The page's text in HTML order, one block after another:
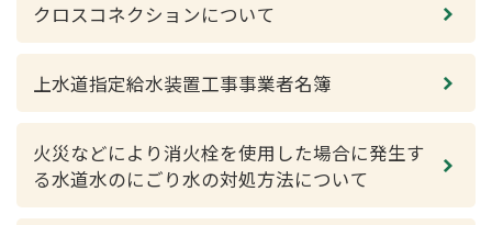
クロスコネクションについて
上水道指定給水装置工事事業者名簿
火災などにより消火栓を使用した場合に発生す
る水道水のにごり水の対処方法について